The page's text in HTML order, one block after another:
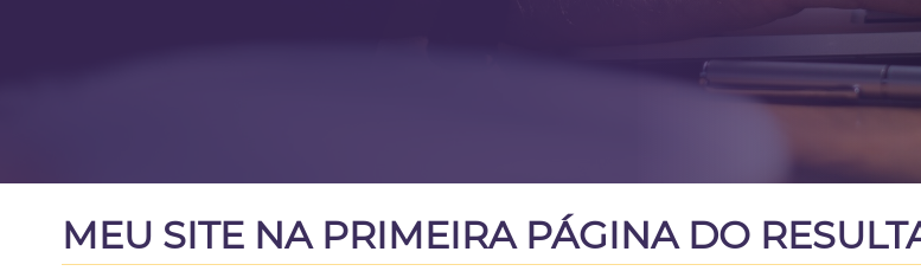
MEU SITE NA PRIMEIRA PÁGINA DO